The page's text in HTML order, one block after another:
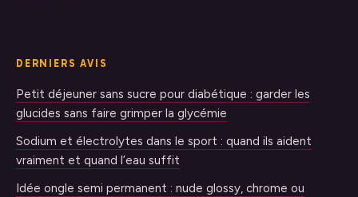
DERNIERS AVIS
Petit déjeuner sans sucre pour diabétique : garder les
glucides sans faire grimper la glycémie
Sodium et électrolytes dans le sport : quand ils aident
vraiment et quand l’eau suffit
Idée ongle semi permanent : nude glossy, chrome ou